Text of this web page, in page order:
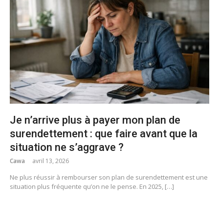
Je n’arrive plus à payer mon plan de
surendettement : que faire avant que la
situation ne s’aggrave ?
Cawa avril 13, 2026
Ne plus réussir à rembourser son plan de surendettement est une
situation plus fréquente qu’on ne le pense. En 2025, […]